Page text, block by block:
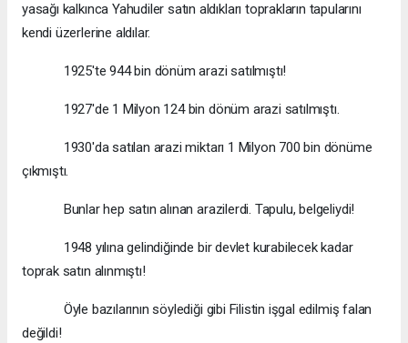
yasağı kalkınca Yahudiler satın aldıkları toprakların tapularını
kendi üzerlerine aldılar.
1925'te 944 bin dönüm arazi satılmıştı!
1927'de 1 Milyon 124 bin dönüm arazi satılmıştı.
1930'da satılan arazi miktarı 1 Milyon 700 bin dönüme
çıkmıştı.
Bunlar hep satın alınan arazilerdi. Tapulu, belgeliydi!
1948 yılına gelindiğinde bir devlet kurabilecek kadar
toprak satın alınmıştı!
Öyle bazılarının söylediği gibi Filistin işgal edilmiş falan
değildi!